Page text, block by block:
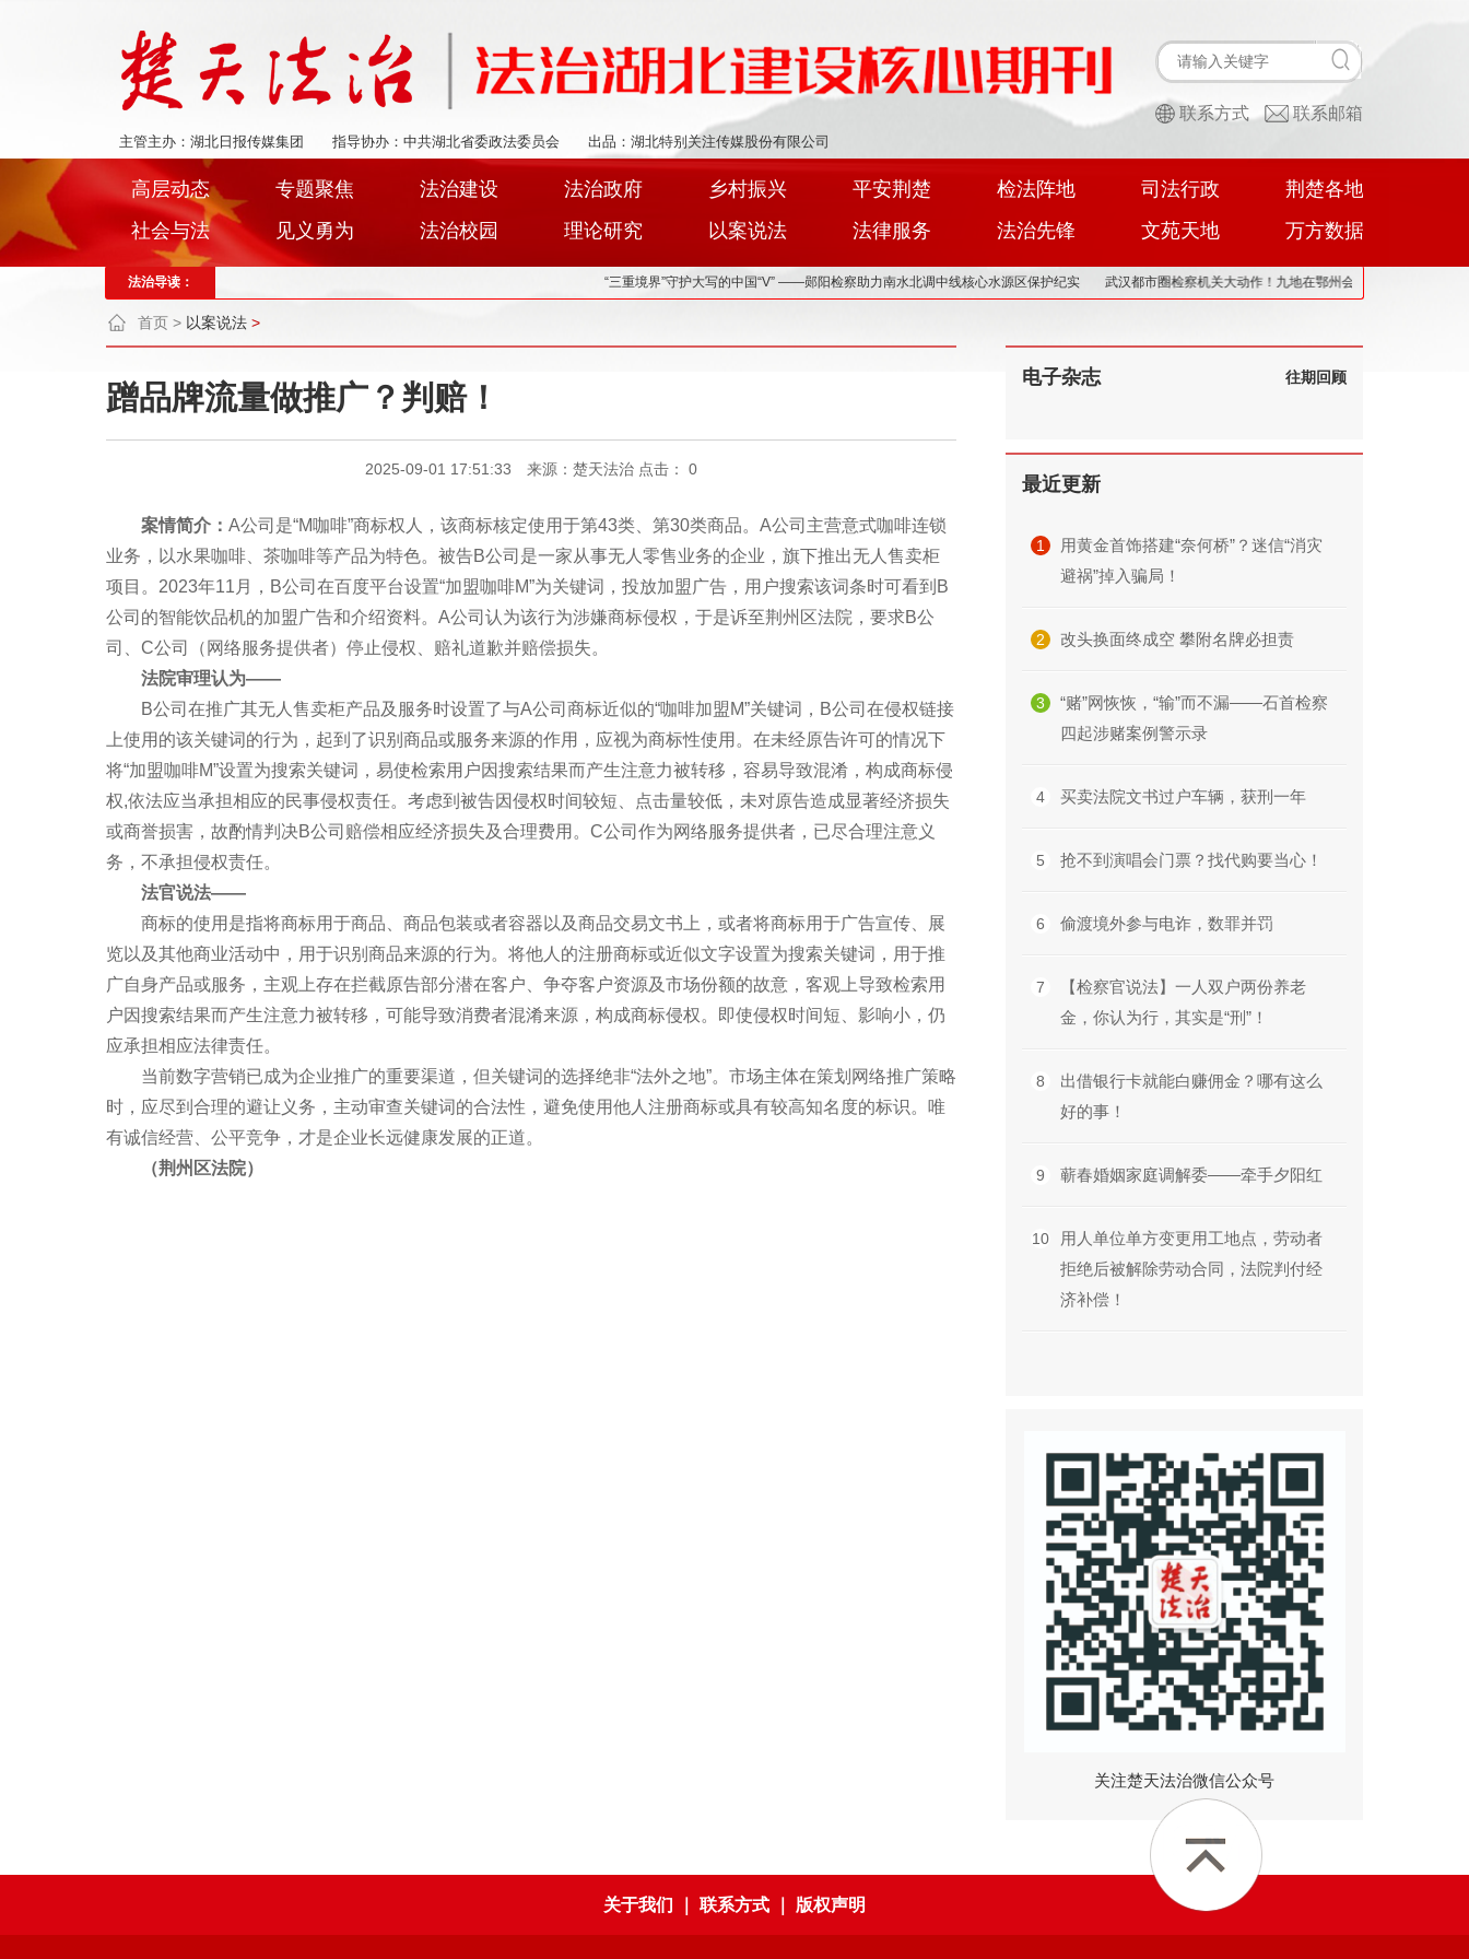
联系方式 联系邮箱
主管主办：湖北日报传媒集团 指导协办：中共湖北省委政法委员会 出品：湖北特别关注传媒股份有限公司
高层动态 专题聚焦 法治建设 法治政府 乡村振兴 平安荆楚 检法阵地 司法行政
荆楚各地
社会与法
见义勇为 法治校园 理论研究 以案说法 法律服务 法治先锋 文苑天地 万方数据
法治导读： “三重境界”守护大写的中国“V” ——郧阳检察助力南水北调中线核心水源区保护纪实 武汉都市圈检察机关大动作！九地在鄂州会签这份文件
首页 > 以案说法 >
蹭品牌流量做推广？判赔！
2025-09-01 17:51:33 来源：楚天法治 点击： 0
案情简介： A公司是“M咖啡”商标权人，该商标核定使用于第43类、第30类商品。A公司主营意式咖啡连锁
业务，以水果咖啡、茶咖啡等产品为特色。被告B公司是一家从事无人零售业务的企业，旗下推出无人售卖柜
项目。2023年11月，B公司在百度平台设置“加盟咖啡M”为关键词，投放加盟广告，用户搜索该词条时可看到B
公司的智能饮品机的加盟广告和介绍资料。A公司认为该行为涉嫌商标侵权，于是诉至荆州区法院，要求B公
司、C公司（网络服务提供者）停止侵权、赔礼道歉并赔偿损失。
法院审理认为——
B公司在推广其无人售卖柜产品及服务时设置了与A公司商标近似的“咖啡加盟M”关键词，B公司在侵权链接
上使用的该关键词的行为，起到了识别商品或服务来源的作用，应视为商标性使用。在未经原告许可的情况下
将“加盟咖啡M”设置为搜索关键词，易使检索用户因搜索结果而产生注意力被转移，容易导致混淆，构成商标侵
权,依法应当承担相应的民事侵权责任。考虑到被告因侵权时间较短、点击量较低，未对原告造成显著经济损失
或商誉损害，故酌情判决B公司赔偿相应经济损失及合理费用。C公司作为网络服务提供者，已尽合理注意义
务，不承担侵权责任。
法官说法——
商标的使用是指将商标用于商品、商品包装或者容器以及商品交易文书上，或者将商标用于广告宣传、展
览以及其他商业活动中，用于识别商品来源的行为。将他人的注册商标或近似文字设置为搜索关键词，用于推
广自身产品或服务，主观上存在拦截原告部分潜在客户、争夺客户资源及市场份额的故意，客观上导致检索用
户因搜索结果而产生注意力被转移，可能导致消费者混淆来源，构成商标侵权。即使侵权时间短、影响小，仍
应承担相应法律责任。
当前数字营销已成为企业推广的重要渠道，但关键词的选择绝非“法外之地”。市场主体在策划网络推广策略
时，应尽到合理的避让义务，主动审查关键词的合法性，避免使用他人注册商标或具有较高知名度的标识。唯
有诚信经营、公平竞争，才是企业长远健康发展的正道。
（荆州区法院）
电子杂志 往期回顾
最近更新
1
用黄金首饰搭建“奈何桥”？迷信“消灾
避祸”掉入骗局！
2 改头换面终成空 攀附名牌必担责
3
“赌”网恢恢，“输”而不漏——石首检察
四起涉赌案例警示录
4 买卖法院文书过户车辆，获刑一年
5 抢不到演唱会门票？找代购要当心！
6 偷渡境外参与电诈，数罪并罚
7
【检察官说法】一人双户两份养老
金，你认为行，其实是“刑”！
8
出借银行卡就能白赚佣金？哪有这么
好的事！
9 蕲春婚姻家庭调解委——牵手夕阳红
10
用人单位单方变更用工地点，劳动者
拒绝后被解除劳动合同，法院判付经
济补偿！
关注楚天法治微信公众号
关于我们 联系方式 版权声明